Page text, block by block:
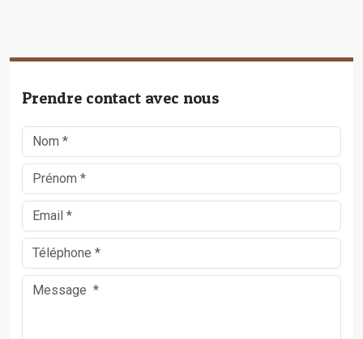
Prendre contact avec nous